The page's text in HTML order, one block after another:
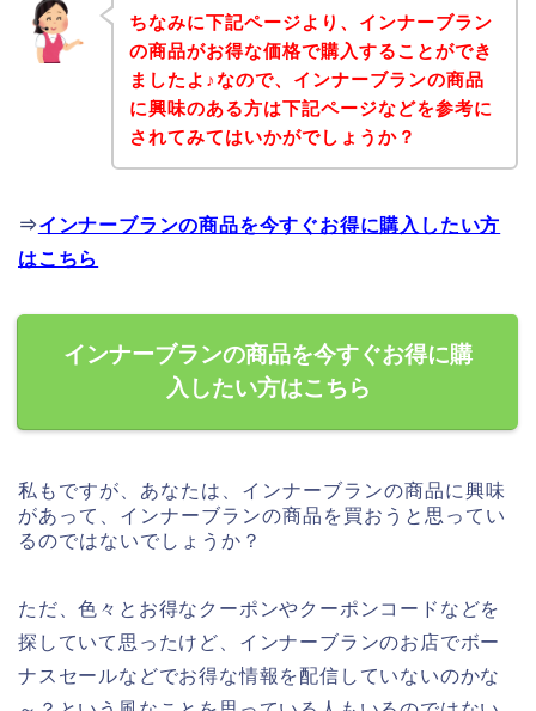
ちなみに下記ページより、インナーブラン
の商品がお得な価格で購入することができ
ましたよ♪なので、インナーブランの商品
に興味のある方は下記ページなどを参考に
されてみてはいかがでしょうか？
⇒インナーブランの商品を今すぐお得に購入したい方
はこちら
インナーブランの商品を今すぐお得に購
入したい方はこちら
私もですが、あなたは、インナーブランの商品に興味
があって、インナーブランの商品を買おうと思ってい
るのではないでしょうか？
ただ、色々とお得なクーポンやクーポンコードなどを
探していて思ったけど、インナーブランのお店でボー
ナスセールなどでお得な情報を配信していないのかな